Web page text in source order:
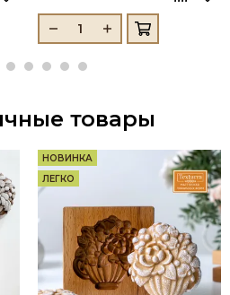
товары
НОВИНКА
ЛЕГКО